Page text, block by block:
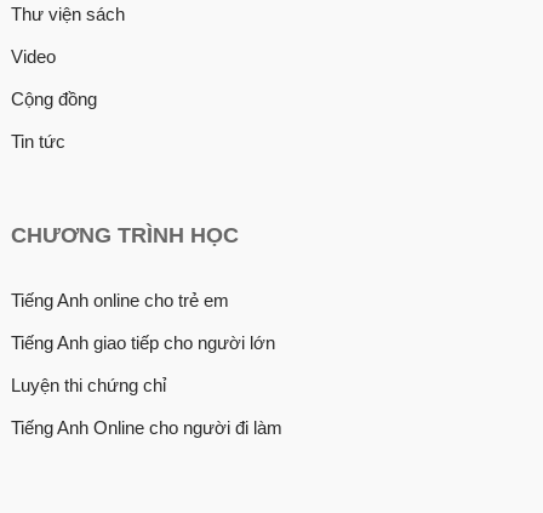
Thư viện sách
Video
Cộng đồng
Tin tức
CHƯƠNG TRÌNH HỌC
Tiếng Anh online cho trẻ em
Tiếng Anh giao tiếp cho người lớn
Luyện thi chứng chỉ
Tiếng Anh Online cho người đi làm